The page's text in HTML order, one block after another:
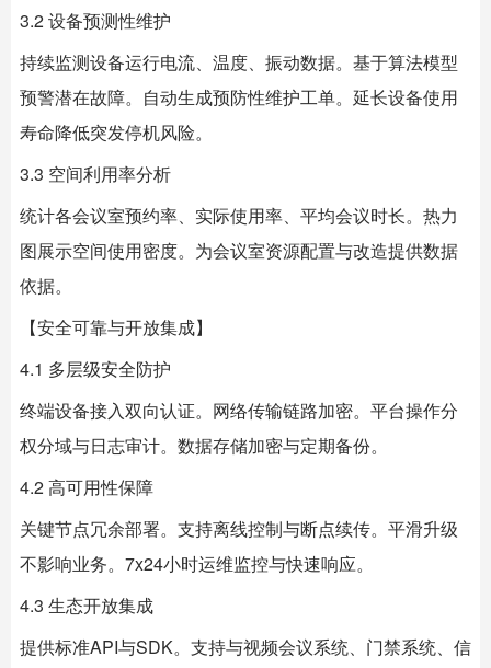
3.2 设备预测性维护
持续监测设备运行电流、温度、振动数据。基于算法模型
预警潜在故障。自动生成预防性维护工单。延长设备使用
寿命降低突发停机风险。
3.3 空间利用率分析
统计各会议室预约率、实际使用率、平均会议时长。热力
图展示空间使用密度。为会议室资源配置与改造提供数据
依据。
【安全可靠与开放集成】
4.1 多层级安全防护
终端设备接入双向认证。网络传输链路加密。平台操作分
权分域与日志审计。数据存储加密与定期备份。
4.2 高可用性保障
关键节点冗余部署。支持离线控制与断点续传。平滑升级
不影响业务。7x24小时运维监控与快速响应。
4.3 生态开放集成
提供标准API与SDK。支持与视频会议系统、门禁系统、信